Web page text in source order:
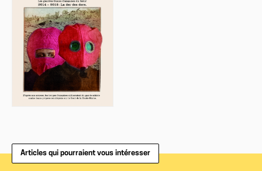
Articles qui pourraient vous intéresser